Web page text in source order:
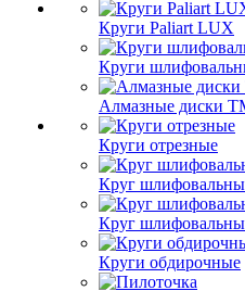
Круги Paliart LUX
Круги
Алмазные диски
Круги отрезные
Круг
Круг
Круги обдирочные